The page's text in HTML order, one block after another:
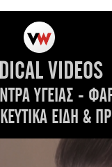
VIDEOS
ΥΓΕΙΑΣ -
ΕΙΔΗ &